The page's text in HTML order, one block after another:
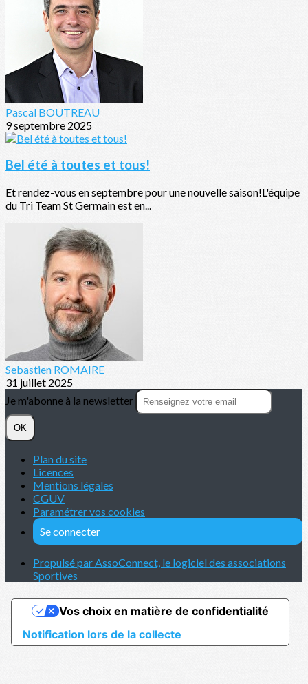
Pascal BOUTREAU
9 septembre 2025
Bel été à toutes et tous!
Et rendez-vous en septembre pour une nouvelle saison!L'équipe
du Tri Team St Germain est en...
Sebastien ROMAIRE
31 juillet 2025
Je m'abonne à la newsletter
OK
Plan du site
Licences
Mentions légales
CGUV
Paramétrer vos cookies
Se connecter
Propulsé par AssoConnect, le logiciel des associations
Sportives
Notification lors de la collecte
Vos choix en matière de confidentialité